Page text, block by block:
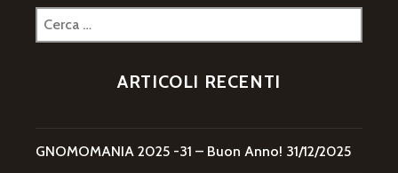
Ricerca
per:
ARTICOLI RECENTI
GNOMOMANIA 2025 -31 – Buon Anno! 31/12/2025